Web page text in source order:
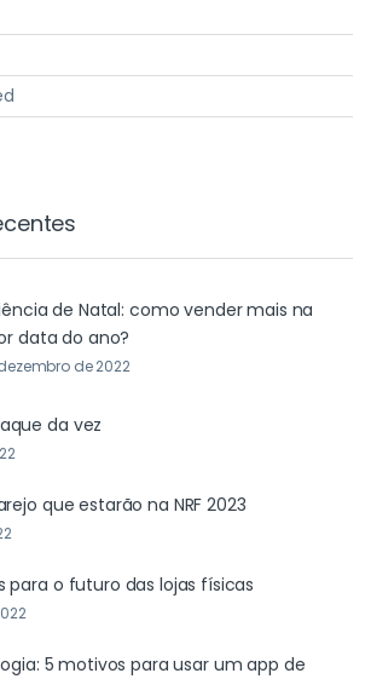
de Natal: como vender mais na
data do ano?
de 2022
da vez
que estarão na NRF 2023
o futuro das lojas físicas
5 motivos para usar um app de